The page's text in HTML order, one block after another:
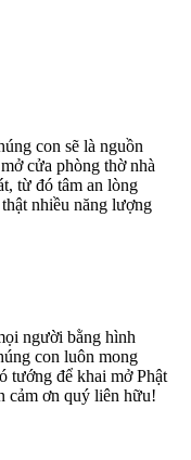
con sẽ là nguồn
cửa phòng thờ nhà
từ đó tâm an lòng
nhiều năng lượng
người bằng hình
con luôn mong
tướng để khai mở Phật
cảm ơn quý liên hữu!